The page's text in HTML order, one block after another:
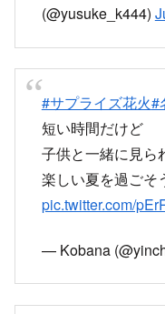
(@yusuke_k444)
#サプライズ花火#
短い時間だけど
子供と一緒に見ら
楽しい夏を過ごそ
pic.twitter.com/
— Kobana